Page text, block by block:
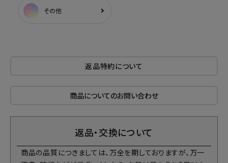
その他
返品特約について
商品についてのお問い合わせ
返品・交換について
商品の品質につきましては、万全を期しておりますが、万一